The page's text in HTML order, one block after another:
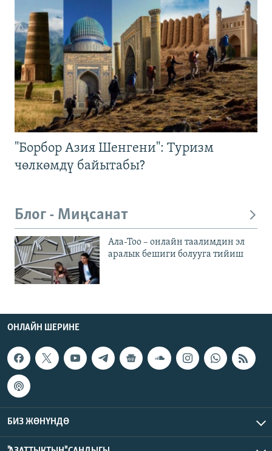
"Борбор Азия Шенгени": Туризм
чөлкөмдү байытабы?
Блог - Миңсанат
Ала-Тоо – онлайн таалимдин эл
аралык бешиги болууга тийиш
ОНЛАЙН ШЕРИНЕ
БИЗ ЖӨНҮНДӨ